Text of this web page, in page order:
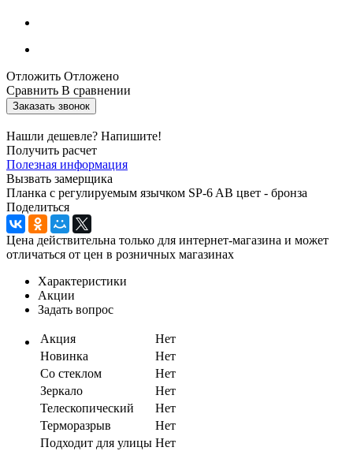
Отложить Отложено
Сравнить В сравнении
Заказать звонок
Нашли дешевле? Напишите!
Получить расчет
Полезная информация
Вызвать замерщика
Планка с регулируемым язычком SP-6 AB цвет - бронза
Поделиться
Цена действительна только для интернет-магазина и может
отличаться от цен в розничных магазинах
Характеристики
Акции
Задать вопрос
Акция
Нет
Новинка
Нет
Со стеклом
Нет
Зеркало
Нет
Телескопический
Нет
Терморазрыв
Нет
Подходит для улицы Нет